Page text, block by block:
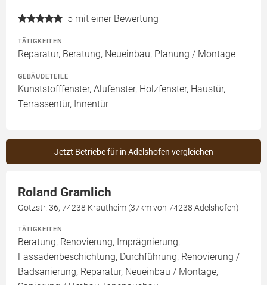
5 mit einer Bewertung
TÄTIGKEITEN
Reparatur, Beratung, Neueinbau, Planung / Montage
GEBÄUDETEILE
Kunststofffenster, Alufenster, Holzfenster, Haustür,
Terrassentür, Innentür
Jetzt Betriebe für in Adelshofen vergleichen
Roland Gramlich
Götzstr. 36, 74238 Krautheim (37km von 74238 Adelshofen)
TÄTIGKEITEN
Beratung, Renovierung, Imprägnierung,
Fassadenbeschichtung, Durchführung, Renovierung /
Badsanierung, Reparatur, Neueinbau / Montage,